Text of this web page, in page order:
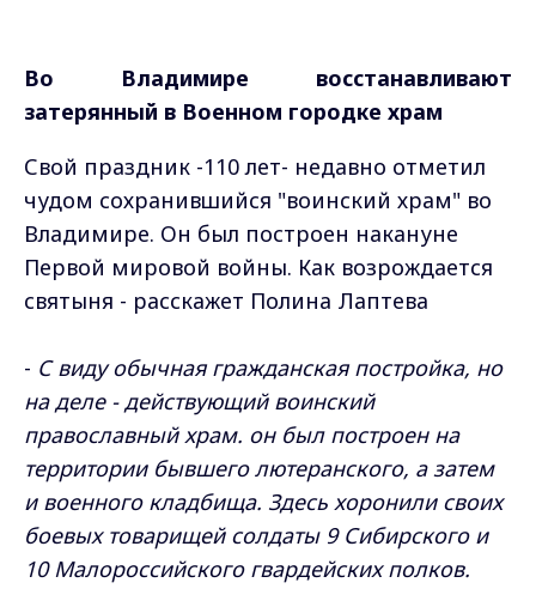
Во Владимире восстанавливают
затерянный в Военном городке храм
Свой праздник -110 лет- недавно отметил
чудом сохранившийся "воинский храм" во
Владимире. Он был построен накануне
Первой мировой войны. Как возрождается
святыня - расскажет Полина Лаптева
- С виду обычная гражданская постройка, но
на деле - действующий воинский
православный храм. он был построен на
территории бывшего лютеранского, а затем
и военного кладбища. Здесь хоронили своих
боевых товарищей солдаты 9 Сибирского и
10 Малороссийского гвардейских полков.